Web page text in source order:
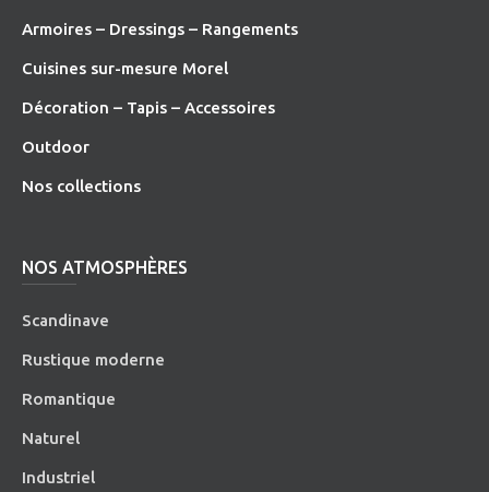
Armoires – Dressings – Rangements
Cuisines sur-mesure Morel
Décoration – Tapis – Accessoires
Outdoor
Nos collections
NOS ATMOSPHÈRES
Scandinave
Rustique moderne
Romantique
Naturel
Industriel